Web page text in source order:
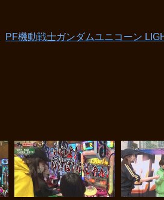
PF機動戦士ガンダムユニコーン